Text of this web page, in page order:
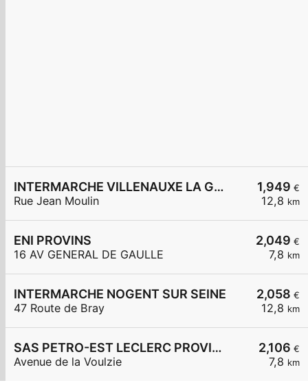
1,949 €
12,8 km
INTERMARCHE VILLENAUXE LA GRANDE
Rue Jean Moulin
2,049 €
7,8 km
ENI PROVINS
16 AV GENERAL DE GAULLE
2,058 €
12,8 km
INTERMARCHE NOGENT SUR SEINE
47 Route de Bray
2,106 €
7,8 km
SAS PETRO-EST LECLERC PROVINS
Avenue de la Voulzie